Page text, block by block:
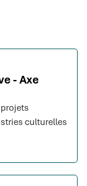
- Axe
culturelles